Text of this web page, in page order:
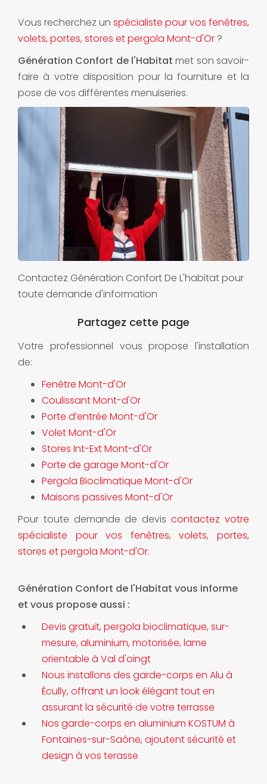
Vous recherchez un spécialiste pour vos fenêtres,
volets, portes, stores et pergola Mont-d'Or ?
Génération Confort de l'Habitat met son savoir-
faire à votre disposition pour la fourniture et la
pose de vos différentes menuiseries.
Contactez Génération Confort De L'habitat pour
toute demande d'information
Votre professionnel vous propose l'installation
de:
Fenêtre Mont-d'Or
Coulissant Mont-d'Or
Porte d’entrée Mont-d'Or
Volet Mont-d'Or
Stores Int-Ext Mont-d'Or
Porte de garage Mont-d'Or
Pergola Bioclimatique Mont-d'Or
Maisons passives Mont-d'Or
Pour toute demande de deviscontactez votre
spécialiste pour vos fenêtres, volets, portes,
stores et pergola Mont-d'Or.
Génération Confort de l'Habitat vous informe
et vous propose aussi :
Devis gratuit, pergola bioclimatique, sur-
mesure, aluminium, motorisée, lame
orientable à Val d'oingt
Nous installons des garde-corps en Alu à
Écully, offrant un look élégant tout en
assurant la sécurité de votre terrasse
Nos garde-corps en aluminium KOSTUM à
Fontaines-sur-Saône, ajoutent sécurité et
design à vos terasse